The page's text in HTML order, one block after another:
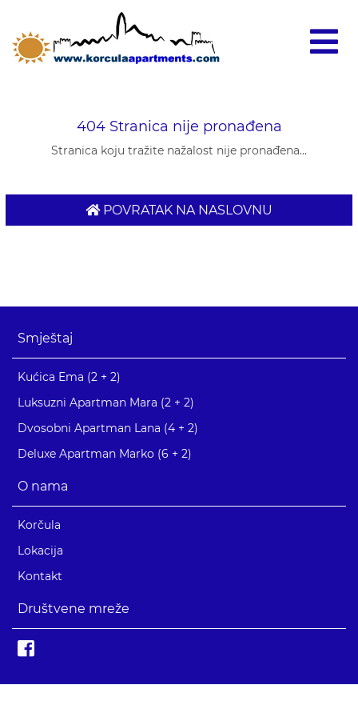
404 Stranica nije pronađena
Stranica koju tražite nažalost nije pronađena...
POVRATAK NA NASLOVNU
Smještaj
Kućica Ema (2 + 2)
Luksuzni Apartman Mara (2 + 2)
Dvosobni Apartman Lana (4 + 2)
Deluxe Apartman Marko (6 + 2)
O nama
Korčula
Lokacija
Kontakt
Društvene mreže